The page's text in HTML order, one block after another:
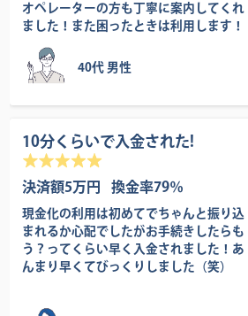
オペレーターの方も丁寧に案内してくれ
ました！また困ったときは利用します！
40代 男性
10分くらいで入金された!
決済額5万円 換金率79％
現金化の利用は初めてでちゃんと振り込
まれるか心配でしたがお手続きしたらも
う？ってくらい早く入金されました！あ
んまり早くてびっくりしました（笑）